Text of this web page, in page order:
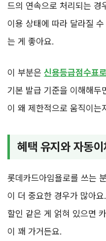
드의 연속으로 처리되는 경
이용 상태에 따라 달라질
는 게 좋아요.
이 부분은 신용등급점수표
기본 발급 기준을 이해해두
이 왜 제한적으로 움직이는
혜택 유지와 자동
롯데카드아임욜로를 쓰는
이 더 중요한 경우가 많아
할인 같은 게 얽혀 있으면
이 꽤 가거든요.